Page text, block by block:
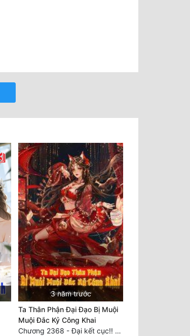
3 năm trước
Ta Thân Phận Đại Đạo Bị Muội
Muội Đắc Kỷ Công Khai
Chương 2368 - Đại kết cục!! (5) HẾT.